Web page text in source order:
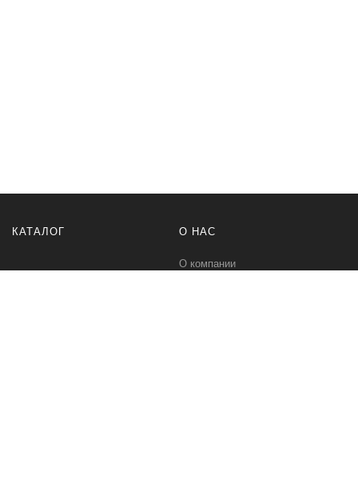
КАТАЛОГ О НАС
О компании